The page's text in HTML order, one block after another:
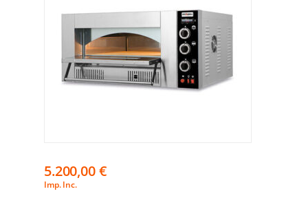
5.200,00€
Imp. Inc.